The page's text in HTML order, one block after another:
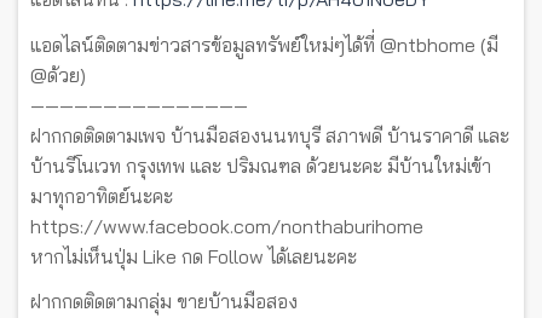
แอดไลน์ติดตามข่าวสารข้อมูลทรัพย์ใหม่ๆได้ที่ @ntbhome (มี
@ด้วย)
———————————————
ฝากกดติดตามเพจ บ้านมือสองนนทบุรี สภาพดี บ้านราคาดี และ
บ้านรีโนเวท กรุงเทพ และ ปริมณฑล ด้วยนะคะ มีบ้านใหม่เข้า
มาทุกอาทิตย์นะคะ
https://www.facebook.com/nonthaburihome
หากไม่เห็นปุ่ม Like กด Follow ได้เลยนะคะ
ฝากกดติดตามกลุ่ม ขายบ้านมือสอง